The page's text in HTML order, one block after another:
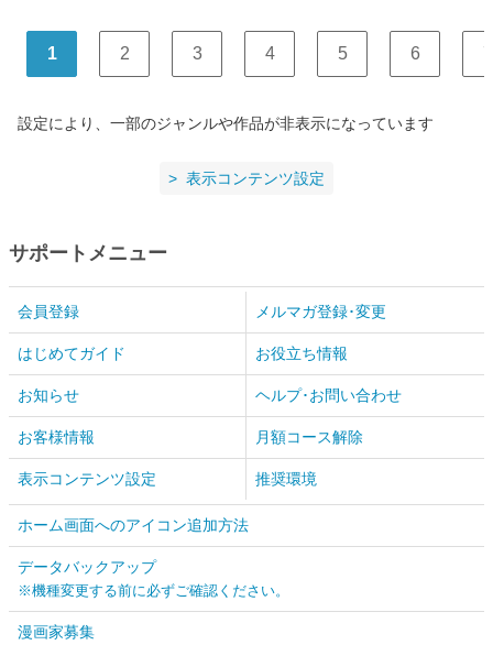
1 2 3 4 5 6 7
設定により、一部のジャンルや作品が非表示になっています
表示コンテンツ設定
サポートメニュー
会員登録 メルマガ登録･変更
はじめてガイド お役立ち情報
お知らせ ヘルプ･お問い合わせ
お客様情報 月額コース解除
表示コンテンツ設定 推奨環境
ホーム画面へのアイコン追加方法
データバックアップ
※機種変更する前に必ずご確認ください。
漫画家募集